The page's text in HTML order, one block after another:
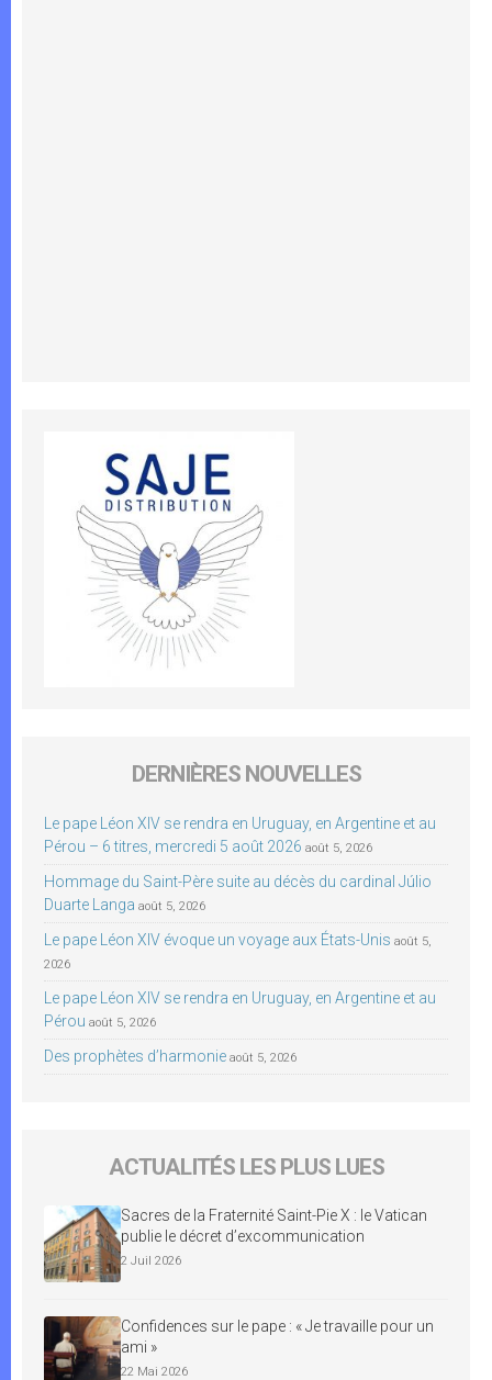
DERNIÈRES NOUVELLES
Le pape Léon XIV se rendra en Uruguay, en Argentine et au
Pérou – 6 titres, mercredi 5 août 2026 août 5, 2026
Hommage du Saint-Père suite au décès du cardinal Júlio
Duarte Langa août 5, 2026
Le pape Léon XIV évoque un voyage aux États-Unis août 5,
2026
Le pape Léon XIV se rendra en Uruguay, en Argentine et au
Pérou août 5, 2026
Des prophètes d’harmonie août 5, 2026
ACTUALITÉS LES PLUS LUES
Sacres de la Fraternité Saint-Pie X : le Vatican
publie le décret d’excommunication
2 Juil 2026
Confidences sur le pape : « Je travaille pour un
ami »
22 Mai 2026